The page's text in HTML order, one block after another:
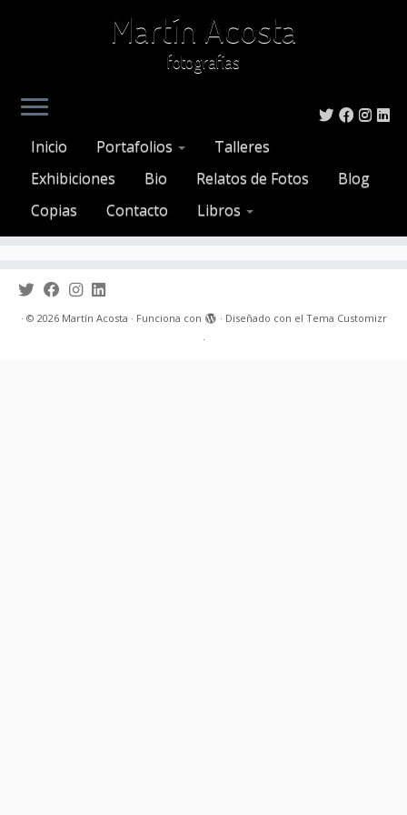
Saltar
contenido
Martín Acosta
fotografías
Inicio Portafolios
Talleres
Exhibiciones
Bio Relatos de Fotos
Blog
Copias
Contacto Libros
Att. Tag:calle
· © 2026 Martín Acosta · Funciona con · Diseñado con el Tema Customizr
·